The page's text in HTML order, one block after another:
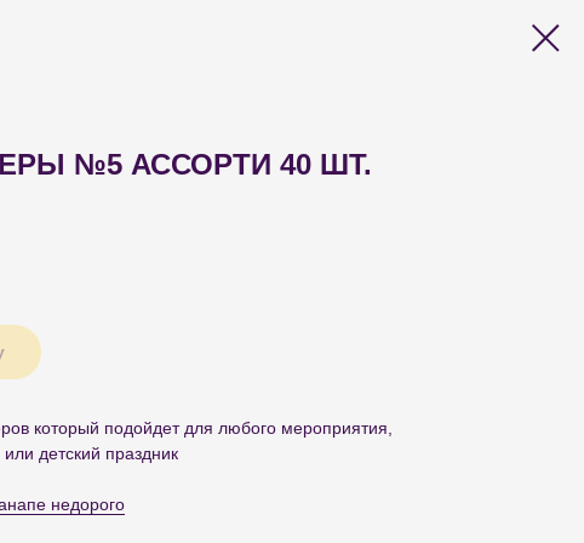
№5 АССОРТИ 40 ШТ.
который подойдет для любого мероприятия,
детский праздник
недорого